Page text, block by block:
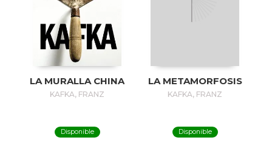
LA MURALLA CHINA
KAFKA, FRANZ
Disponible
LA METAMORFOSIS
KAFKA, FRANZ
Disponible